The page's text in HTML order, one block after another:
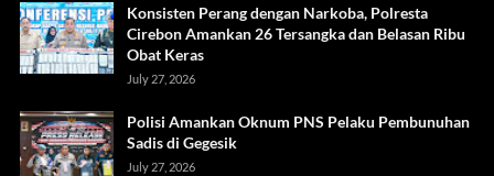
Konsisten Perang dengan Narkoba, Polresta
Cirebon Amankan 26 Tersangka dan Belasan Ribu
Obat Keras
July 27, 2026
Polisi Amankan Oknum PNS Pelaku Pembunuhan
Sadis di Gegesik
July 27, 2026